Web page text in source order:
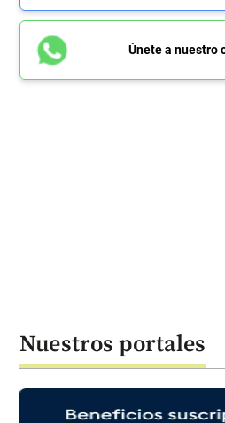
Únete a nuestro
Nuestros portales